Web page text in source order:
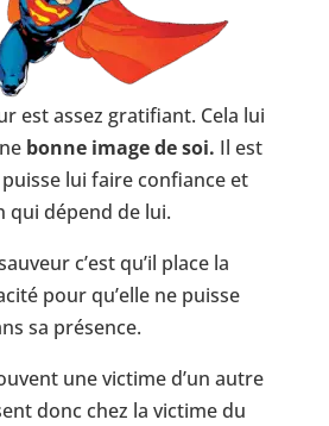
est assez gratifiant. Cela lui
bonne image de soi. Il est
lui faire confiance et
qui dépend de lui.
c’est qu’il place la
pour qu’elle ne puisse
sa présence.
une victime d’un autre
donc chez la victime du